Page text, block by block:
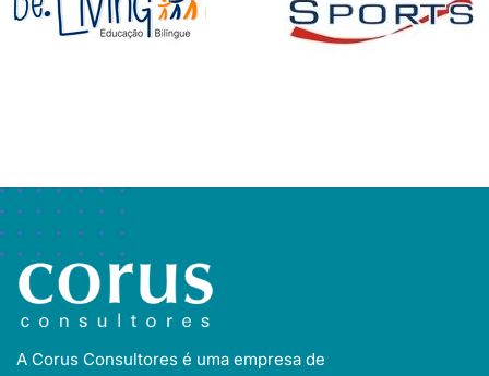
A Corus Consultores é uma empresa de